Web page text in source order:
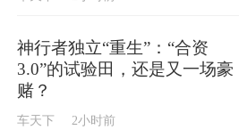
神行者独立“重生”：“合资
3.0”的试验田，还是又一场豪
赌？
车天下 2小时前